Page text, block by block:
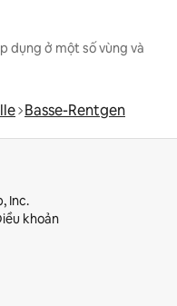
dụng ở một số vùng và
Basse-Rentgen
Inc.
khoản